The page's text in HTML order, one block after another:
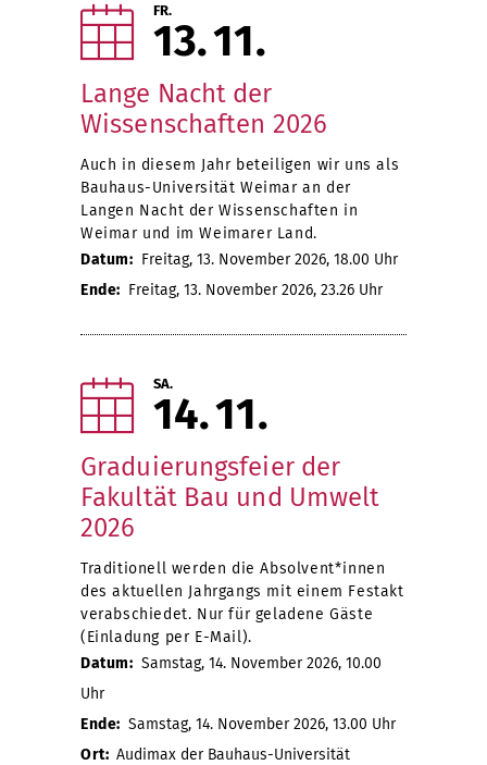
FR.
13 11
Lange Nacht der
Wissenschaften 2026
Auch in diesem Jahr beteiligen wir uns als
Bauhaus-Universität Weimar an der
Langen Nacht der Wissenschaften in
Weimar und im Weimarer Land.
Datum: Freitag, 13. November 2026, 18.00 Uhr
Ende: Freitag, 13. November 2026, 23.26 Uhr
SA.
14 11
Graduierungsfeier der
Fakultät Bau und Umwelt
2026
Traditionell werden die Absolvent*innen
des aktuellen Jahrgangs mit einem Festakt
verabschiedet. Nur für geladene Gäste
(Einladung per E-Mail).
Datum: Samstag, 14. November 2026, 10.00
Uhr
Ende: Samstag, 14. November 2026, 13.00 Uhr
Ort: Audimax der Bauhaus-Universität